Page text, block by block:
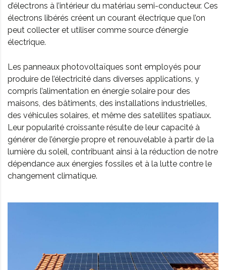
d’électrons à l’intérieur du matériau semi-conducteur. Ces
électrons libérés créent un courant électrique que l’on
peut collecter et utiliser comme source d’énergie
électrique.
Les panneaux photovoltaïques sont employés pour
produire de l’électricité dans diverses applications, y
compris l’alimentation en énergie solaire pour des
maisons, des bâtiments, des installations industrielles,
des véhicules solaires, et même des satellites spatiaux.
Leur popularité croissante résulte de leur capacité à
générer de l’énergie propre et renouvelable à partir de la
lumière du soleil, contribuant ainsi à la réduction de notre
dépendance aux énergies fossiles et à la lutte contre le
changement climatique.